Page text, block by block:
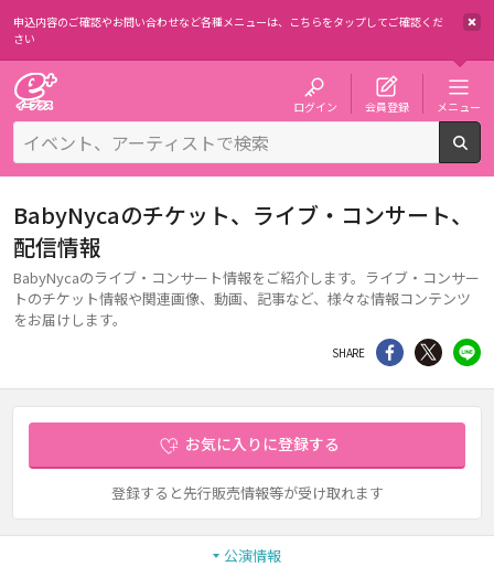
申込内容のご確認やお問い合わせなど各種メニューは、 こちらをタップしてご確認くだ
さい
ログイン 会員登録 メニュー
BabyNycaのチケット、ライブ・コンサート、
配信情報
BabyNycaのライブ・コンサート情報をご紹介します。ライブ・コンサー
トのチケット情報や関連画像、動画、記事など、様々な情報コンテンツ
をお届けします。
SHARE シェア Twitter
お気に入りに登録する
登録すると先行販売情報等が受け取れます
公演情報